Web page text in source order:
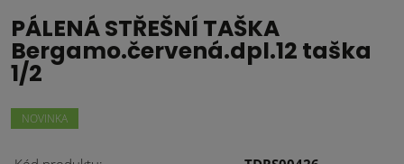
PÁLENÁ STŘEŠNÍ TAŠKA
Bergamo.červená.dpl.12 taška
1/2
NOVINKA